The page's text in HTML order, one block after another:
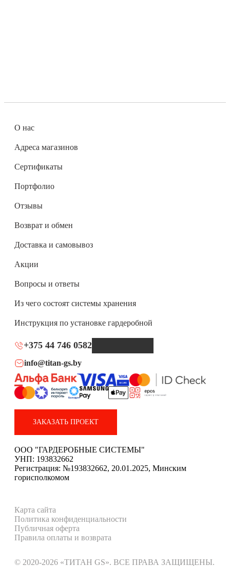
О нас
Адреса магазинов
Сертификаты
Портфолио
Отзывы
Возврат и обмен
Доставка и самовывоз
Акции
Вопросы и ответы
Из чего состоят системы хранения
Инструкция по установке гардеробной
+375 44 746 0582
info@titan-gs.by
ЗАКАЗАТЬ ПРОЕКТ
ООО "ГАРДЕРОБНЫЕ СИСТЕМЫ"
УНП: 193832662
Регистрация: №193832662, 20.01.2025, Минским
горисполкомом
Карта сайта
Политика конфиденциальности
Публичная оферта
Правила оплаты и возврата
© 2020-2026 «ТИТАН GS». ВСЕ ПРАВА ЗАЩИЩЕНЫ.